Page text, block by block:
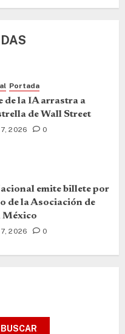
Portada
de la IA arrastra a
de Wall Street
2026 0
emite billete por
de la Asociación de
México
2026 0
BUSCAR